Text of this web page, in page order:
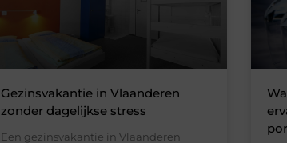
Gezinsvakantie in Vlaanderen
zonder dagelijkse stress
Een gezinsvakantie in Vlaanderen